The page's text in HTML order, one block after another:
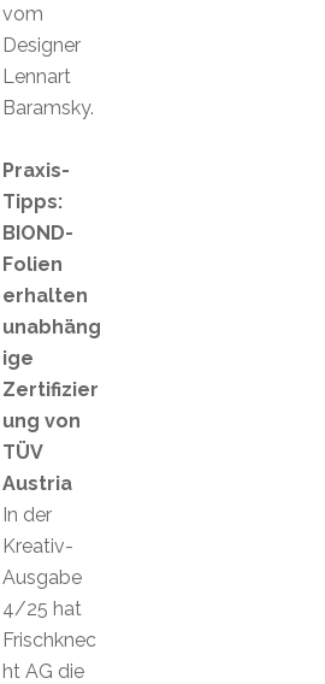
vom
Designer
Lennart
Baramsky.
Praxis-
Tipps:
BIOND-
Folien
erhalten
unabhäng
ige
Zertifizier
ung von
TÜV
Austria
In der
Kreativ-
Ausgabe
4/25 hat
Frischknec
ht AG die